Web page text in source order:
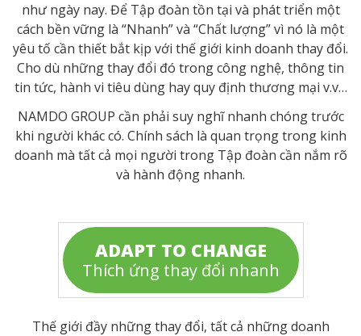
như ngày nay. Để Tập đoàn tồn tại và phát triển một
cách bền vững là “Nhanh” và “Chất lượng” vì nó là một
yêu tố cần thiết bắt kịp với thế giới kinh doanh thay đổi.
Cho dù những thay đổi đó trong công nghệ, thông tin
tin tức, hành vi tiêu dùng hay quy định thương mại v.v…
NAMDO GROUP cần phải suy nghĩ nhanh chóng trước
khi người khác có. Chính sách là quan trọng trong kinh
doanh mà tất cả mọi người trong Tập đoàn cần nắm rõ
và hành động nhanh.
ADAPT TO CHANGE
Thích ứng thay đổi nhanh
Thế giới đầy những thay đổi, tất cả những doanh